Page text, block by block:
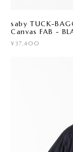
saby TUCK-
Canvas FAB -
¥37,400